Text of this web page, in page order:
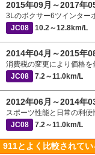
2015年09月～2017年
3Lのボクサー6ツインター
JC08
10.2～12.8km/L
2014年04月～2015年
消費税の変更により価格を
JC08
7.2～11.0km/L
2012年06月～2014年
スポーツ性能と日常の利便
JC08
7.2～11.0km/L
911とよく比較されてい